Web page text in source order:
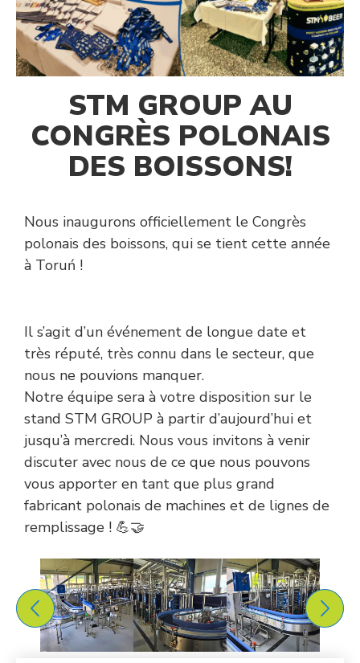
STM GROUP AU
CONGRÈS POLONAIS
DES BOISSONS!
Nous inaugurons officiellement le Congrès
polonais des boissons, qui se tient cette année
à Toruń !
Il s’agit d’un événement de longue date et
très réputé, très connu dans le secteur, que
nous ne pouvions manquer.
Notre équipe sera à votre disposition sur le
stand STM GROUP à partir d’aujourd’hui et
jusqu’à mercredi. Nous vous invitons à venir
discuter avec nous de ce que nous pouvons
vous apporter en tant que plus grand
fabricant polonais de machines et de lignes de
remplissage ! 💪🤝